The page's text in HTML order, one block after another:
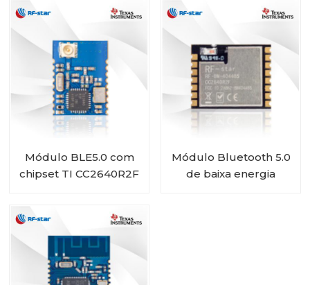
Módulo BLE5.0 com
chipset TI CC2640R2F
Módulo Bluetooth 5.0
de baixa energia